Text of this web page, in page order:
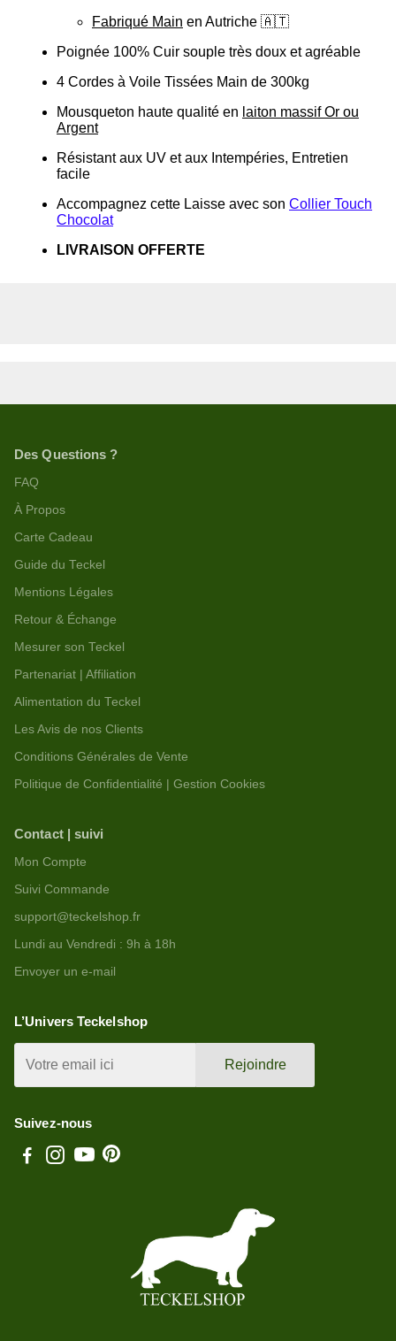
Fabriqué Main en Autriche 🇦🇹
Poignée 100% Cuir souple très doux et agréable
4 Cordes à Voile Tissées Main de 300kg
Mousqueton haute qualité en laiton massif Or ou
Argent
Résistant aux UV et aux Intempéries, Entretien
facile
Accompagnez cette Laisse avec son Collier Touch
Chocolat
LIVRAISON OFFERTE
Des Questions ?
FAQ
À Propos
Carte Cadeau
Guide du Teckel
Mentions Légales
Retour & Échange
Mesurer son Teckel
Partenariat | Affiliation
Alimentation du Teckel
Les Avis de nos Clients
Conditions Générales de Vente
Politique de Confidentialité | Gestion Cookies
Contact | suivi
Mon Compte
Suivi Commande
support@teckelshop.fr
Lundi au Vendredi : 9h à 18h
Envoyer un e-mail
L’Univers Teckelshop
Rejoindre
Suivez-nous